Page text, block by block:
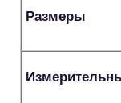
Размеры